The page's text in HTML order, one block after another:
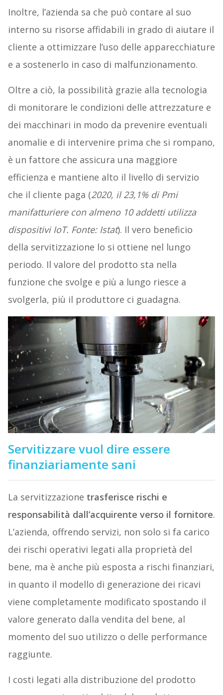
Inoltre, l’azienda sa che può contare al suo
interno su risorse affidabili in grado di aiutare il
cliente a ottimizzare l’uso delle apparecchiature
e a sostenerlo in caso di malfunzionamento.
Oltre a ciò, la possibilità grazie alla tecnologia
di monitorare le condizioni delle attrezzature e
dei macchinari in modo da prevenire eventuali
anomalie e di intervenire prima che si rompano,
è un fattore che assicura una maggiore
efficienza e mantiene alto il livello di servizio
che il cliente paga (2020, il 23,1% di Pmi
manifatturiere con almeno 10 addetti utilizza
dispositivi IoT. Fonte: Istat). Il vero beneficio
della servitizzazione lo si ottiene nel lungo
periodo. Il valore del prodotto sta nella
funzione che svolge e più a lungo riesce a
svolgerla, più il produttore ci guadagna.
Servitizzare vuol dire essere
finanziariamente sani
La servitizzazione trasferisce rischi e
responsabilità dall’acquirente verso il fornitore.
L’azienda, offrendo servizi, non solo si fa carico
dei rischi operativi legati alla proprietà del
bene, ma è anche più esposta a rischi finanziari,
in quanto il modello di generazione dei ricavi
viene completamente modificato spostando il
valore generato dalla vendita del bene, al
momento del suo utilizzo o delle performance
raggiunte.
I costi legati alla distribuzione del prodotto